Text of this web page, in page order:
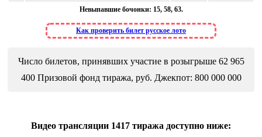
Невыпавшие бочонки: 15, 58, 63.
Как проверить билет русское лото
Число билетов, принявших участие в розыгрыше 62 965
400 Призовой фонд тиража, руб. Джекпот: 800 000 000
Видео трансляции 1417 тиража доступно ниже: